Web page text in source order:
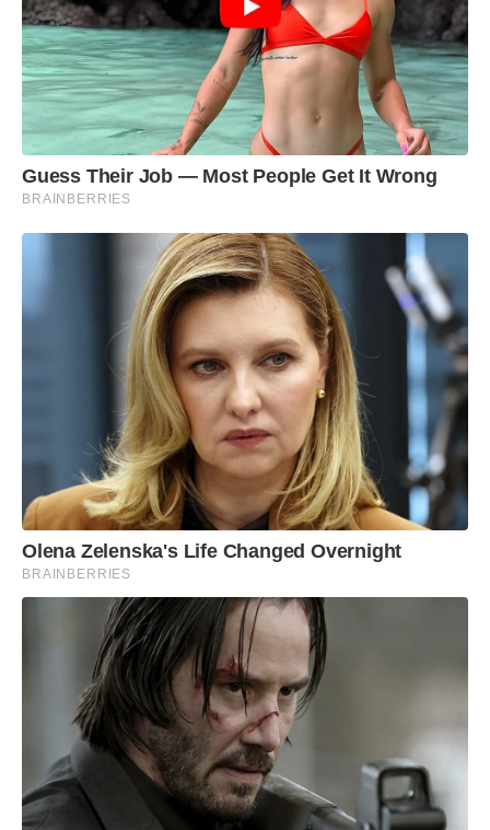
Guess Their Job — Most People Get It Wrong
BRAINBERRIES
Olena Zelenska's Life Changed Overnight
BRAINBERRIES